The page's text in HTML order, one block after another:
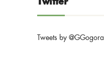
Twitter
Tweets by